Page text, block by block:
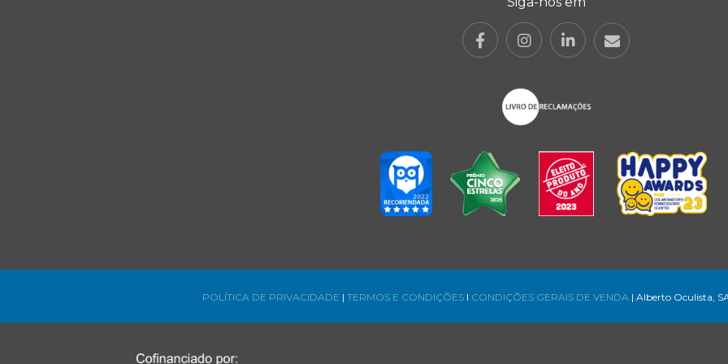
POLÍTICA DE PRIVACIDADE | TERMOS E CONDIÇÕES l CONDIÇÕES GERAIS DE VENDA | Alberto Oculista,